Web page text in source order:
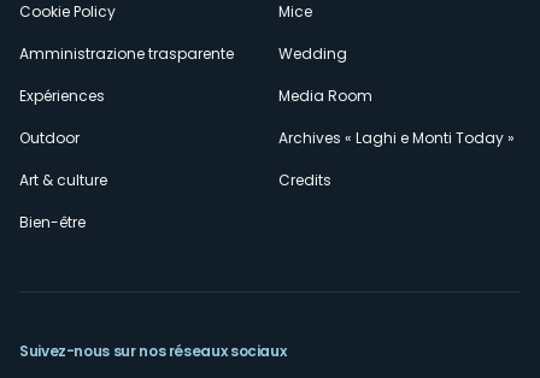
Cookie Policy
Amministrazione trasparente
Expériences
Outdoor
Art & culture
Bien-être
Mice
Wedding
Media Room
Archives « Laghi e Monti Today »
Credits
Suivez-nous sur nos réseaux sociaux